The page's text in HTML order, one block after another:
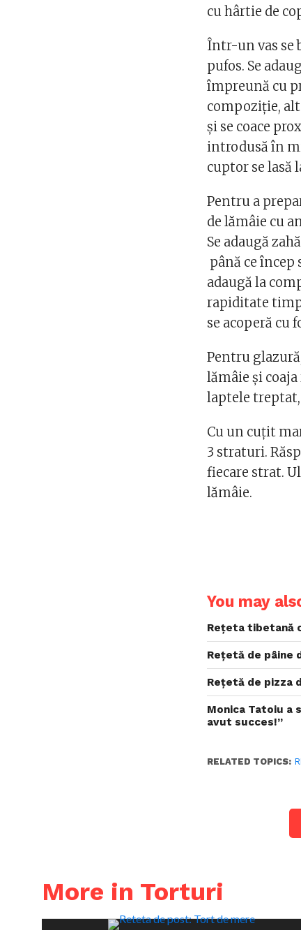
cu hârtie de
Într-un vas se
pufos. Se
împreună cu
compoziție,
și se coace
introdusă în
cuptor se lasă
Pentru a
de lămâie cu
Se adaugă
până ce încep
adaugă la
rapiditate
se acoperă cu
Pentru
lămâie și
laptele treptat,
Cu un cuțit
3 straturi.
fiecare strat.
lămâie.
You may
Rețeta tibetană
Rețetă de pâine
Rețetă de pizza
Monica Tatoiu a
avut succes!”
RELATED TOPICS:
More in Torturi